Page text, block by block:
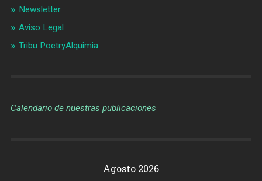
Newsletter
Aviso Legal
Tribu PoetryAlquimia
Calendario de nuestras publicaciones
Agosto 2026